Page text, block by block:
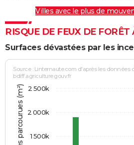
Villes avec le plus de
RISQUE DE FEUX DE
Surfaces dévastées par les
Source : Linternaute.com d'après les données
bdiff.agriculture.gouv.fr
1 500k
2 000k
2 500k